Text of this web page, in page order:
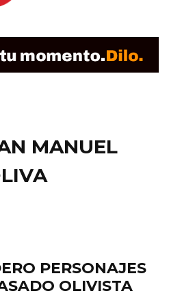
MANUEL
PERSONAJES
OLIVISTA